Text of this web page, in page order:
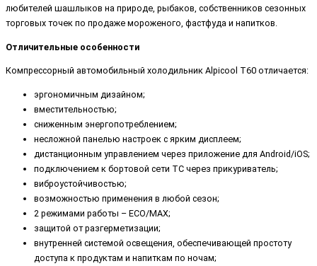
любителей шашлыков на природе, рыбаков, собственников сезонных
торговых точек по продаже мороженого, фастфуда и напитков.
Отличительные особенности
Компрессорный автомобильный холодильник Alpicool T60 отличается:
эргономичным дизайном;
вместительностью;
сниженным энергопотреблением;
несложной панелью настроек с ярким дисплеем;
дистанционным управлением через приложение для Android/iOS;
подключением к бортовой сети ТС через прикуриватель;
виброустойчивостью;
возможностью применения в любой сезон;
2 режимами работы – ECO/MAX;
защитой от разгерметизации;
внутренней системой освещения, обеспечивающей простоту
доступа к продуктам и напиткам по ночам;